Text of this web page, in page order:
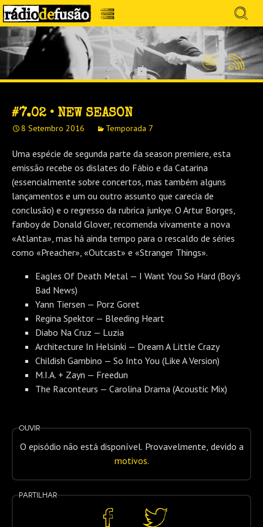
Avançar
para
o
conteúdo
Menu
Search
for:
RÁDIO DEFUSÃO
MÚSICA SEM PRECONCEITOS. CONVERSA
SEM PRETENSÕES.
SpotifyFeed
RSS
#7.02 • NEW SEASON
8 Setembro 2016 Temporada 7
Uma espécie de segunda parte da season premiere, esta
emissão recebe os dislates do Fábio e da Catarina
(essencialmente sobre concertos, mas também alguns
lançamentos e um ou outro assunto que carecia de
conclusão) e o regresso da rubrica junkye. O Artur Borges,
fanboy de Donald Glover, recomenda vivamente a nova
«Atlanta», mas há ainda tempo para o rescaldo de séries
como «Preacher», «Outcast» e «Stranger Things».
Eagles Of Death Metal — I Want You So Hard (Boy’s
Bad News)
Yann Tiersen — Porz Goret
Regina Spektor — Bleeding Heart
Diabo Na Cruz — Luzia
Architecture In Helsinki — Dream A Little Crazy
Childish Gambino — So Into You (Like A Version)
M.I.A. + Zayn — Freedun
The Raconteurs — Carolina Drama (Acoustic Mix)
Ouvir
O episódio não está disponível. Provavelmente, devido a
motivos.
Partilhar
Partilhar
no
Partilhar
no